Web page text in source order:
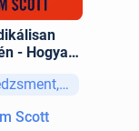
- Hogyan
vezetési
Scott